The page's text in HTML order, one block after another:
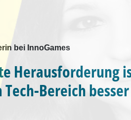
bei InnoGames
Herausforderung
Bereich